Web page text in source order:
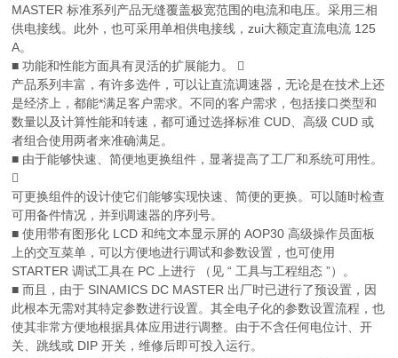
MASTER 标准系列产品无缝覆盖极宽范围的电流和电压。采用三相
供电接线。此外，也可采用单相供电接线，zui大额定直流电流 125
A。
■ 功能和性能方面具有灵活的扩展能力。 
产品系列丰富，有许多选件，可以让直流调速器，无论是在技术上还
是经济上，都能*满足客户需求。不同的客户需求，包括接口类型和
数量以及计算性能和转速，都可通过选择标准 CUD、高级 CUD 或
者组合使用两者来准确满足。
■ 由于能够快速、简便地更换组件，显著提高了工厂和系统可用性。

可更换组件的设计使它们能够实现快速、简便的更换。可以随时检查
可用备件情况，并到调速器的序列号。
■ 使用带有图形化 LCD 和纯文本显示屏的 AOP30 高级操作员面板
上的交互菜单，可以方便地进行调试和参数设置，也可使用
STARTER 调试工具在 PC 上进行 （见 “ 工具与工程组态 ”）。
■ 而且，由于 SINAMICS DC MASTER 出厂时已进行了预设置，因
此根本无需对其特定参数进行设置。其全电子化的参数设置流程，也
使其非常方便地根据具体应用进行调整。由于不含任何电位计、开
关、跳线或 DIP 开关，维修后即可投入运行。